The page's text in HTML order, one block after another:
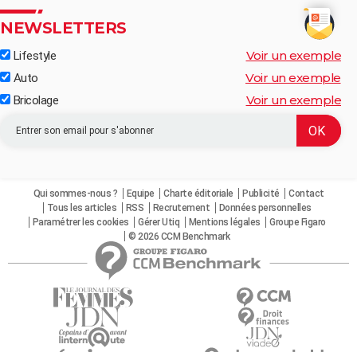
NEWSLETTERS
Lifestyle Voir un exemple
Auto Voir un exemple
Bricolage Voir un exemple
Qui sommes-nous ? Equipe Charte éditoriale Publicité
Contact
Tous les articles
RSS Recrutement
Données personnelles
Paramétrer les cookies
Gérer Utiq Mentions légales
Groupe Figaro
© 2026 CCM Benchmark